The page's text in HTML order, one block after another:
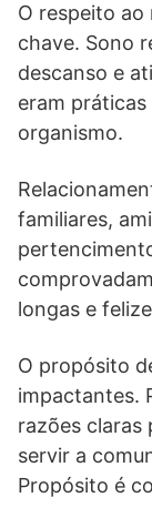
O respeito
chave. Sono
descanso e
eram
organismo.
familiares,
longas e
O propósito
impactantes.
razões claras
servir a
Propósito é